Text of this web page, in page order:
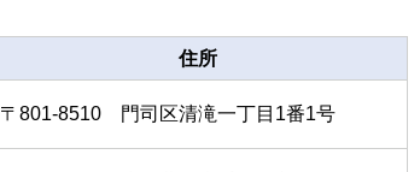
住所
〒801-8510 門司区清滝一丁目1番1号